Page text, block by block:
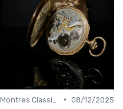
• 08/12/2025